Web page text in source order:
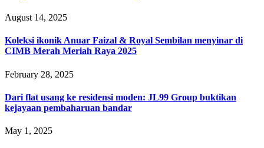
August 14, 2025
Koleksi ikonik Anuar Faizal & Royal Sembilan menyinar di
CIMB Merah Meriah Raya 2025
February 28, 2025
Dari flat usang ke residensi moden: JL99 Group buktikan
kejayaan pembaharuan bandar
May 1, 2025